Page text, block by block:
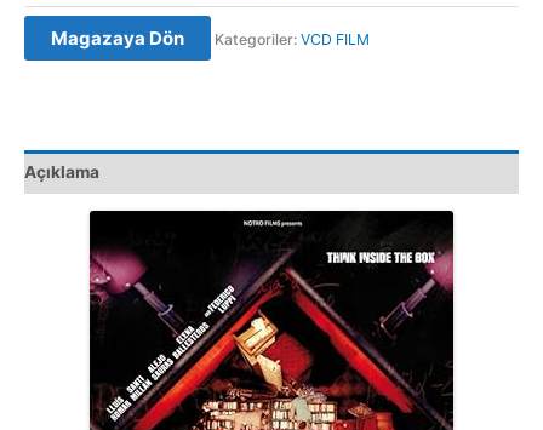
Fermat
(2007)
Satış
adet
Magazaya Dön Kategoriler: VCD FILM
Açıklama